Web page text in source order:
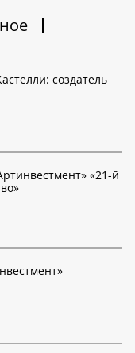
создатель
«21-й